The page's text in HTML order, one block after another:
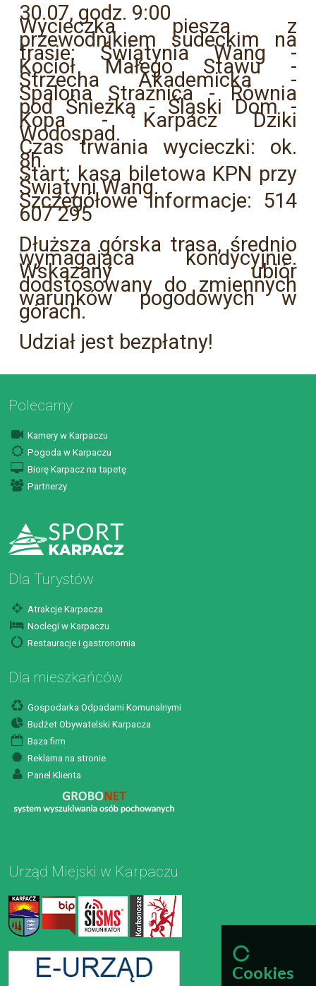
30.07, godz. 9:00
Wycieczka piesza z
przewodnikiem sudeckim na
trasie: Świątynia Wang -
Kocioł Małego Stawu -
Strzecha Akademicka -
Spalona Strażnica - Równia
pod Śnieżką - Śląski Dom -
Kopa - Karpacz Dziki
Wodospad.
Czas trwania wycieczki: ok.
8h.
Start: kasa biletowa KPN przy
Świątyni Wang.
Szczegółowe informacje: 514
607 295
Dłuższa górska trasa, średnio
wymagająca kondycyjnie.
Wskazany ubiór
dodstosowany do zmiennych
warunków pogodowych w
górach.
Udział jest bezpłatny!
Polecamy
Kamery w Karpaczu
Pogoda w Karpaczu
Biorę Karpacz na tapetę
Partnerzy
Dla Turystów
Atrakcje Karpacza
Noclegi w Karpaczu
Restauracje i gastronomia
Dla mieszkańców
Gospodarka Odpadami Komunalnymi
Budżet Obywatelski Karpacza
Baza firm
Reklama na stronie
Panel Klienta
Urząd Miejski w Karpaczu
Cookies